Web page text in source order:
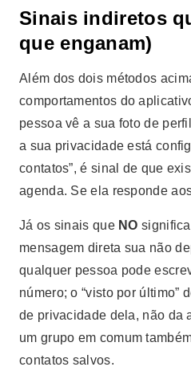
Sinais indiretos
que enganam)
Além dos dois métodos
comportamentos do
pessoa vê a sua foto de
a sua privacidade está
contatos”, é sinal de que
agenda. Se ela responde
Já os sinais que NO
mensagem direta sua não
qualquer pessoa pode
número; o “visto por último”
de privacidade dela, não da
um grupo em comum
contatos salvos.